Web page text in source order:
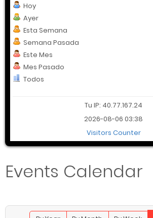
Hoy
Ayer
Esta Semana
Semana Pasada
Este Mes
Mes Pasado
Todos
Tu IP: 40.77.167.24
2026-08-06 03:38
Visitors Counter
Events Calendar